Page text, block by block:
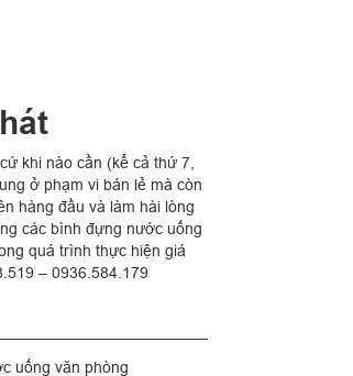
khi nào cần (kể cả thứ 7,
ở phạm vi bán lẻ mà còn
hàng đầu và làm hài lòng
các bình đựng nước uống
quá trình thực hiện giá
– 0936.584.179
uống văn phòng